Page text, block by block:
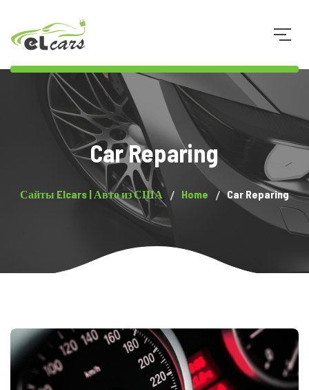
Car Reparing
Сайты Elcars | Авто из США Home Car Reparing